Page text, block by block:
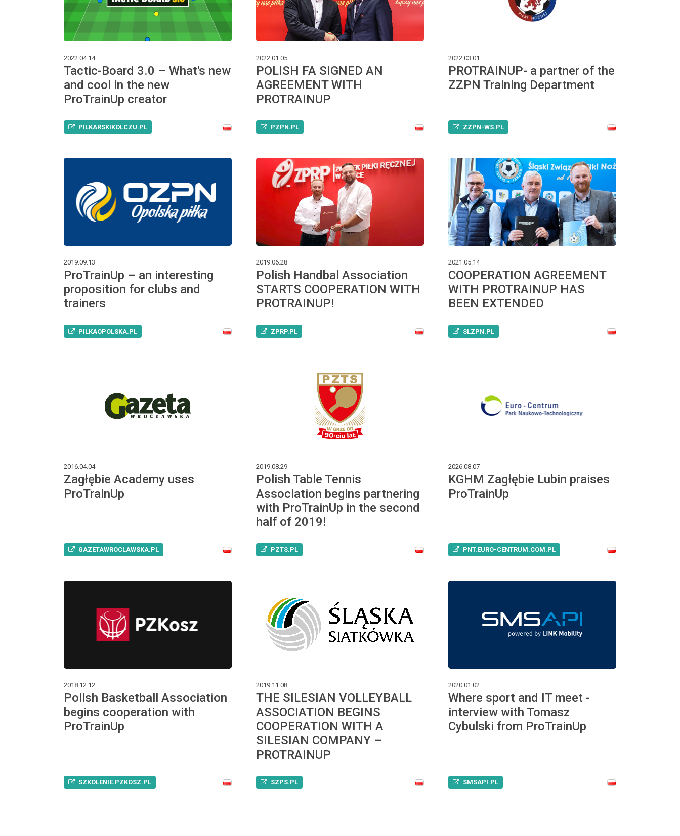
2022.04.14
Tactic-Board 3.0 – What's new
and cool in the new
ProTrainUp creator
PILKARSKIKOLCZU.PL
2022.01.05
POLISH FA SIGNED AN
AGREEMENT WITH
PROTRAINUP
PZPN.PL
2022.03.01
PROTRAINUP- a partner of the
ZZPN Training Department
ZZPN-WS.PL
2019.09.13
ProTrainUp – an interesting
proposition for clubs and
trainers
PILKAOPOLSKA.PL
2019.06.28
Polish Handbal Association
STARTS COOPERATION WITH
PROTRAINUP!
ZPRP.PL
2021.05.14
COOPERATION AGREEMENT
WITH PROTRAINUP HAS
BEEN EXTENDED
SLZPN.PL
2016.04.04
Zagłębie Academy uses
ProTrainUp
GAZETAWROCLAWSKA.PL
2019.08.29
Polish Table Tennis
Association begins partnering
with ProTrainUp in the second
half of 2019!
PZTS.PL
2026.08.07
KGHM Zagłębie Lubin praises
ProTrainUp
PNT.EURO-CENTRUM.COM.PL
2018.12.12
Polish Basketball Association
begins cooperation with
ProTrainUp
SZKOLENIE.PZKOSZ.PL
2019.11.08
THE SILESIAN VOLLEYBALL
ASSOCIATION BEGINS
COOPERATION WITH A
SILESIAN COMPANY –
PROTRAINUP
SZPS.PL
2020.01.02
Where sport and IT meet -
interview with Tomasz
Cybulski from ProTrainUp
SMSAPI.PL